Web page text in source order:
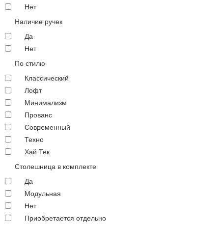
Нет
Наличие ручек
Да
Нет
По стилю
Классический
Лофт
Минимализм
Прованс
Современный
Техно
Хай Тек
Столешница в комплекте
Да
Модульная
Нет
Приобретается отдельно